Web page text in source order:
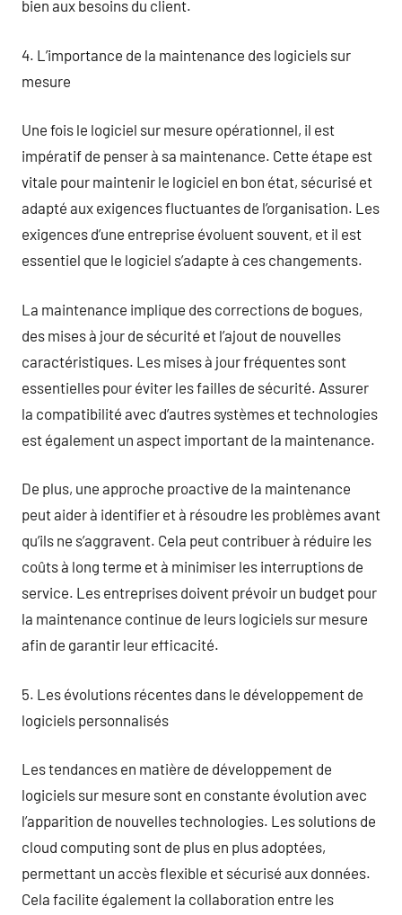
bien aux besoins du client.
4. L’importance de la maintenance des logiciels sur
mesure
Une fois le logiciel sur mesure opérationnel, il est
impératif de penser à sa maintenance. Cette étape est
vitale pour maintenir le logiciel en bon état, sécurisé et
adapté aux exigences fluctuantes de l’organisation. Les
exigences d’une entreprise évoluent souvent, et il est
essentiel que le logiciel s’adapte à ces changements.
La maintenance implique des corrections de bogues,
des mises à jour de sécurité et l’ajout de nouvelles
caractéristiques. Les mises à jour fréquentes sont
essentielles pour éviter les failles de sécurité. Assurer
la compatibilité avec d’autres systèmes et technologies
est également un aspect important de la maintenance.
De plus, une approche proactive de la maintenance
peut aider à identifier et à résoudre les problèmes avant
qu’ils ne s’aggravent. Cela peut contribuer à réduire les
coûts à long terme et à minimiser les interruptions de
service. Les entreprises doivent prévoir un budget pour
la maintenance continue de leurs logiciels sur mesure
afin de garantir leur efficacité.
5. Les évolutions récentes dans le développement de
logiciels personnalisés
Les tendances en matière de développement de
logiciels sur mesure sont en constante évolution avec
l’apparition de nouvelles technologies. Les solutions de
cloud computing sont de plus en plus adoptées,
permettant un accès flexible et sécurisé aux données.
Cela facilite également la collaboration entre les